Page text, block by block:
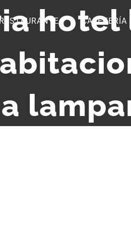
CAFETERÍA
hotel